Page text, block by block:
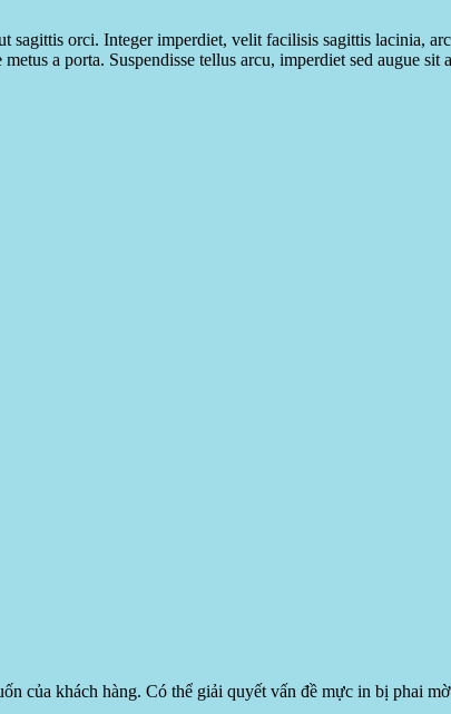
orci. Integer imperdiet, velit facilisis sagittis lacinia,
a porta. Suspendisse tellus arcu, imperdiet sed augue
của khách hàng. Có thể giải quyết vấn đề mực in bị phai